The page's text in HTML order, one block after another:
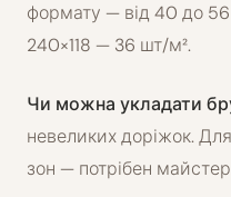
формату — від 40 до
240×118 — 36 шт/м².
Чи можна укладати
невеликих доріжок.
зон — потрібен